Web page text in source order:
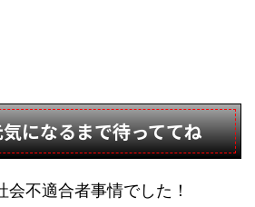
になるまで待っててね
不適合者事情でした！